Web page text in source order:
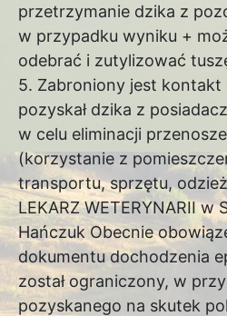
przetrzymanie dzika z
w przypadku wyniku +
odebrać i zutylizować
5. Zabroniony jest
pozyskał dzika z
w celu eliminacji
(korzystanie z
transportu, sprzętu,
LEKARZ WETERYNARII w
Hańczuk Obecnie
dokumentu dochodzenia
został ograniczony, w
pozyskanego na skutek